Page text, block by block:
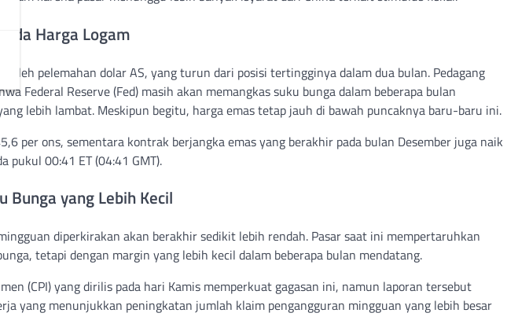
Harga Logam
oleh pelemahan dolar AS, yang turun dari posisi tertingginya dalam dua bulan. Pedagang
Federal Reserve (Fed) masih akan memangkas suku bunga dalam beberapa bulan
lebih lambat. Meskipun begitu, harga emas tetap jauh di bawah puncaknya baru-baru ini.
per ons, sementara kontrak berjangka emas yang berakhir pada bulan Desember juga naik
pukul 00:41 ET (04:41 GMT).
Bunga yang Lebih Kecil
diperkirakan akan berakhir sedikit lebih rendah. Pasar saat ini mempertaruhkan
tetapi dengan margin yang lebih kecil dalam beberapa bulan mendatang.
(CPI) yang dirilis pada hari Kamis memperkuat gagasan ini, namun laporan tersebut
yang menunjukkan peningkatan jumlah klaim pengangguran mingguan yang lebih besar